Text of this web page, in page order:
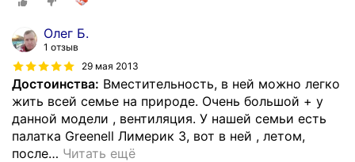
Олег Б.
1 отзыв
29 мая 2013
Достоинства: Вместительность, в ней можно легко
жить всей семье на природе. Очень большой + у
данной модели , вентиляция. У нашей семьи есть
палатка Greenell Лимерик 3, вот в ней , летом,
после… Читать ещё